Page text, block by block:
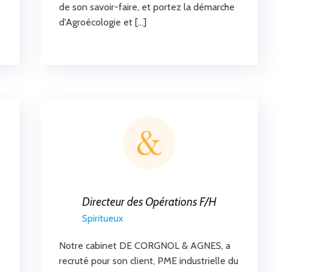
de son savoir-faire, et portez la démarche
d'Agroécologie et […]
Directeur des Opérations F/H
Spiritueux
Notre cabinet DE CORGNOL & AGNES, a
recruté pour son client, PME industrielle du